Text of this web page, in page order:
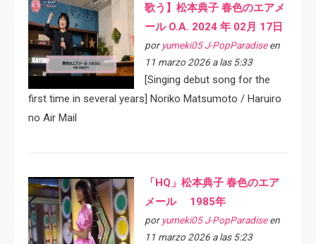
歌う】松本典子 春色のエアメ
ール O.A. 2024 年 02月 17日
por yumeki05 J-PopParadiseen
11 marzo 2026 a las 5:33
[Singing debut song for the
first time in several years] Noriko Matsumoto / Haruiro
no Air Mail
「HQ」松本典子 春色のエア
メール 1985年
por yumeki05 J-PopParadiseen
11 marzo 2026 a las 5:23